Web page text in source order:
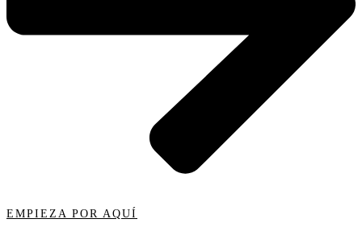
EMPIEZA POR AQUÍ